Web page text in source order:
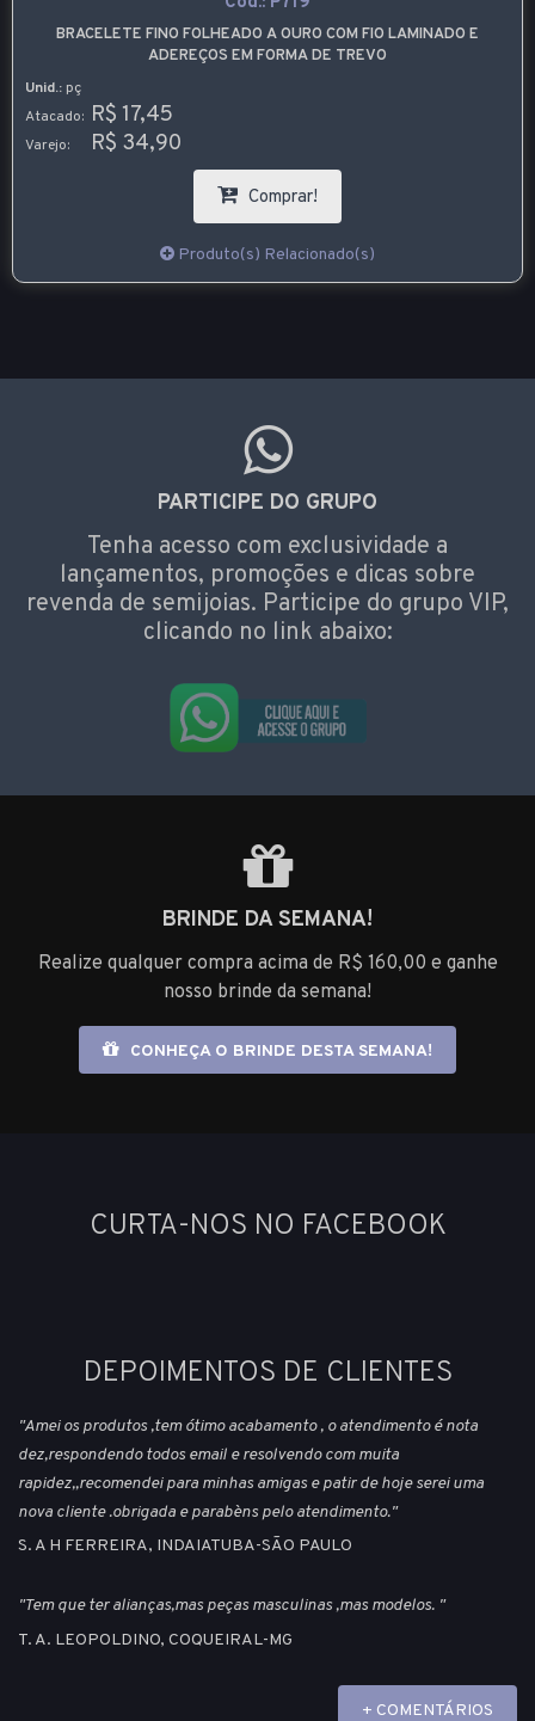
BRACELETE FINO FOLHEADO A OURO COM FIO LAMINADO E
ADEREÇOS EM FORMA DE TREVO
Unid.: pç
Atacado: R$ 17,45
Varejo: R$ 34,90
Comprar!
Produto(s) Relacionado(s)
PARTICIPE DO GRUPO
Tenha acesso com exclusividade a
lançamentos, promoções e dicas sobre
revenda de semijoias. Participe do grupo VIP,
clicando no link abaixo:
BRINDE DA SEMANA!
Realize qualquer compra acima de R$ 160,00 e ganhe
nosso brinde da semana!
CONHEÇA O BRINDE DESTA SEMANA!
CURTA-NOS NO FACEBOOK
DEPOIMENTOS DE CLIENTES
"Amei os produtos ,tem ótimo acabamento , o atendimento é nota
dez,respondendo todos email e resolvendo com muita
rapidez,,recomendei para minhas amigas e patir de hoje serei uma
nova cliente .obrigada e parabèns pelo atendimento."
S. A H FERREIRA, INDAIATUBA-SÃO PAULO
"Tem que ter alianças,mas peças masculinas ,mas modelos. "
T. A. LEOPOLDINO, COQUEIRAL-MG
+ COMENTÁRIOS